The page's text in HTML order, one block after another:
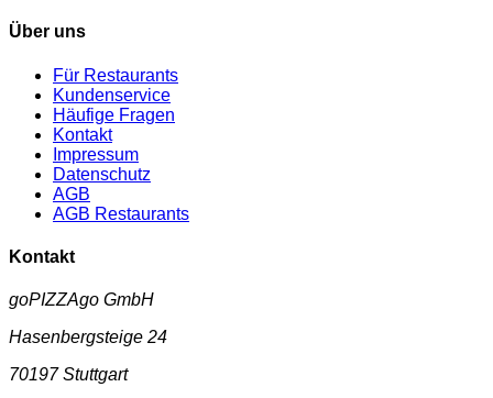
Über uns
Für Restaurants
Kundenservice
Häufige Fragen
Kontakt
Impressum
Datenschutz
AGB
AGB Restaurants
Kontakt
goPIZZAgo GmbH
Hasenbergsteige 24
70197 Stuttgart